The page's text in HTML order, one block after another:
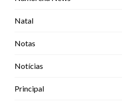
Natal
Notas
Notícias
Principal